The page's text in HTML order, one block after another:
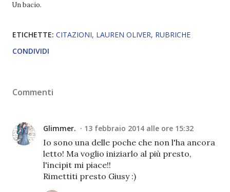
Un bacio.
ETICHETTE: CITAZIONI LAUREN OLIVER RUBRICHE
CONDIVIDI
Commenti
Glimmer. 13 febbraio 2014 alle ore 15:32
Io sono una delle poche che non l'ha ancora
letto! Ma voglio iniziarlo al più presto,
l'incipit mi piace!!
Rimettiti presto Giusy :)